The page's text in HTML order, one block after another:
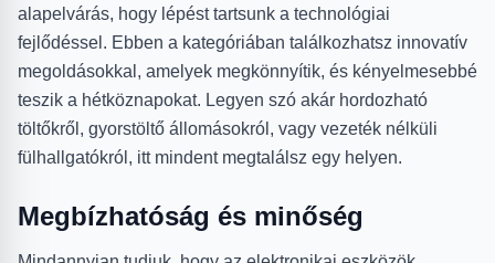
alapelvárás, hogy lépést tartsunk a technológiai
fejlődéssel. Ebben a kategóriában találkozhatsz innovatív
megoldásokkal, amelyek megkönnyítik, és kényelmesebbé
teszik a hétköznapokat. Legyen szó akár hordozható
töltőkről, gyorstöltő állomásokról, vagy vezeték nélküli
fülhallgatókról, itt mindent megtalálsz egy helyen.
Megbízhatóság és minőség